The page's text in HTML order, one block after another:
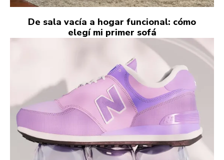
De sala vacía a hogar funcional: cómo
elegí mi primer sofá